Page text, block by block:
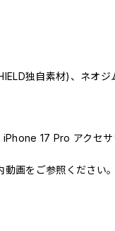
独自素材)、ネオジ
17 Pro アクセ
動画をご参照ください